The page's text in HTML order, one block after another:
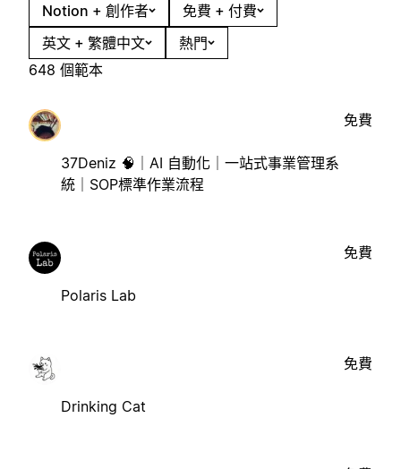
Notion + 創作者
免費 + 付費
英文 + 繁體中文
熱門
648 個範本
37Deniz 🧠｜AI 自動化｜一站式事業管理系
統｜SOP標準作業流程
免費
Polaris Lab
免費
Drinking Cat
免費